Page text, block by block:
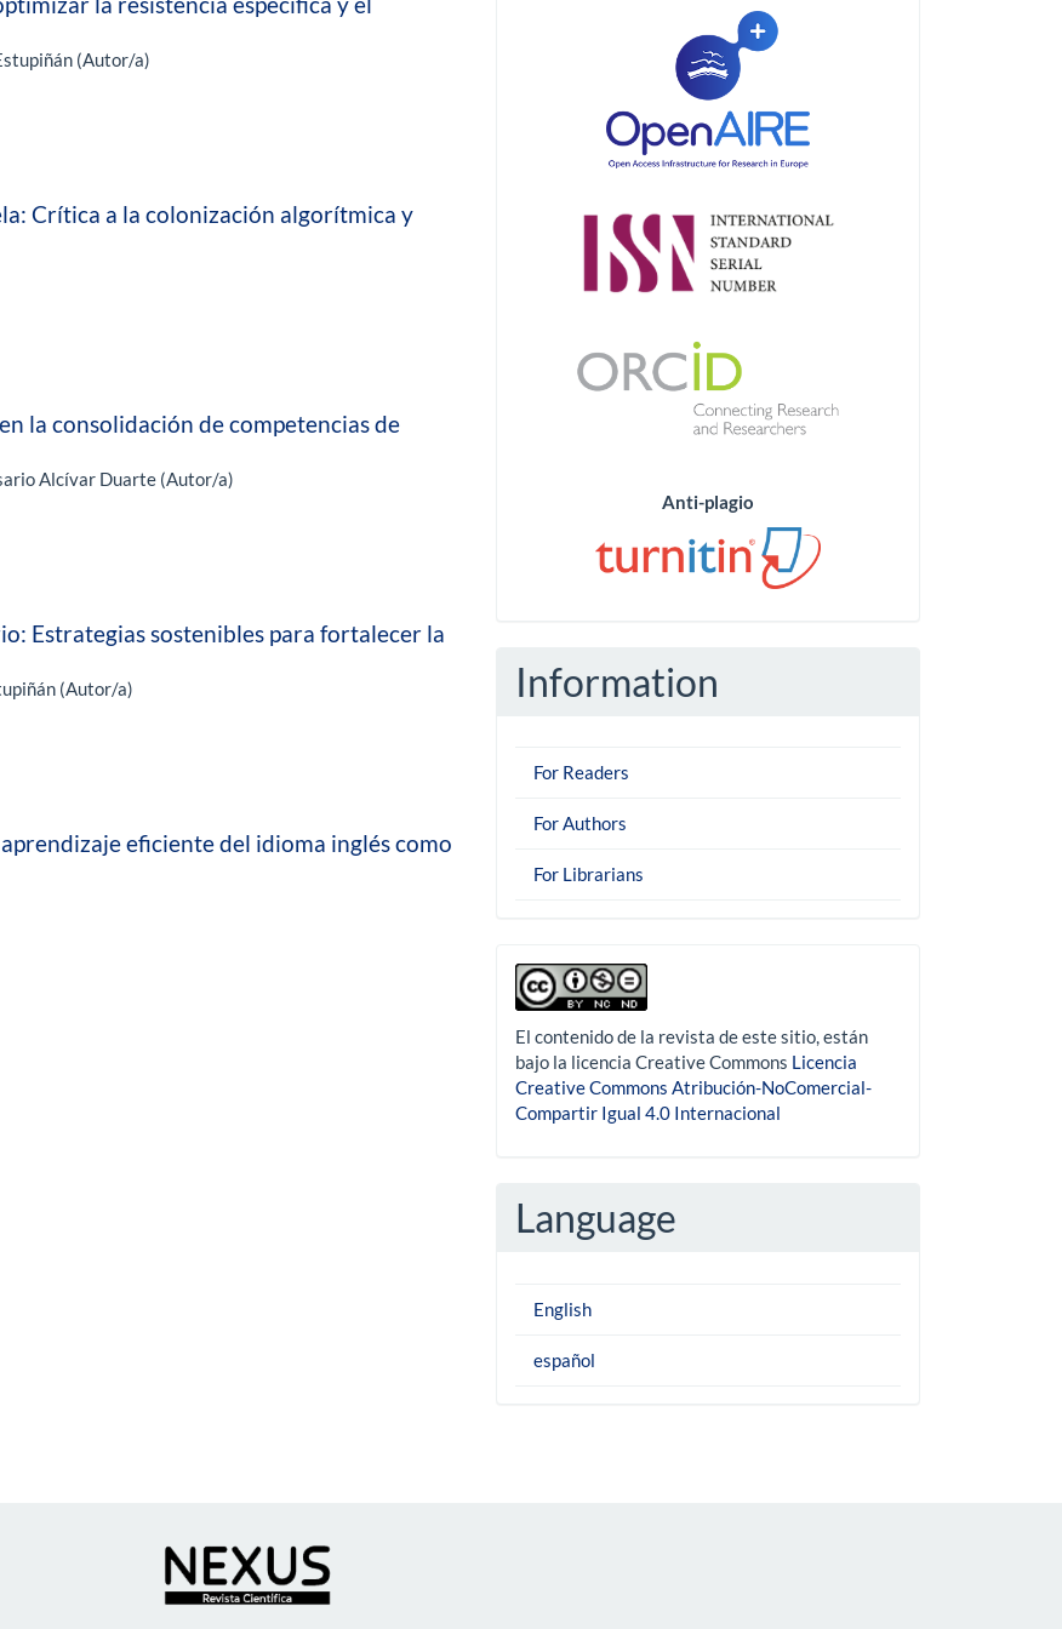
(Autor/a)
Crítica a la colonización algorítmica y
la consolidación de competencias de
Alcívar Duarte (Autor/a)
Estrategias sostenibles para fortalecer la
(Autor/a)
eficiente del idioma inglés como
Anti-plagio
Information
For Readers
For Authors
For Librarians
derechoautor
El contenido de la revista de este sitio, están
bajo la licencia Creative Commons Licencia
Creative Commons Atribución-NoComercial-
Compartir Igual 4.0 Internacional
Language
English
español